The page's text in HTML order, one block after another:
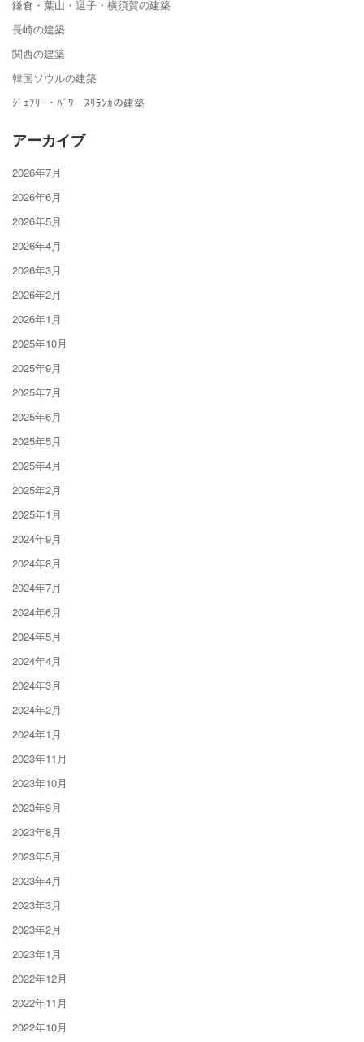
鎌倉・葉山・逗子・横須賀の建築
長崎の建築
関西の建築
韓国ソウルの建築
ｼﾞｪﾌﾘｰ・ﾊﾞﾜ ｽﾘﾗﾝｶの建築
アーカイブ
2026年7月
2026年6月
2026年5月
2026年4月
2026年3月
2026年2月
2026年1月
2025年10月
2025年9月
2025年7月
2025年6月
2025年5月
2025年4月
2025年2月
2025年1月
2024年9月
2024年8月
2024年7月
2024年6月
2024年5月
2024年4月
2024年3月
2024年2月
2024年1月
2023年11月
2023年10月
2023年9月
2023年8月
2023年5月
2023年4月
2023年3月
2023年2月
2023年1月
2022年12月
2022年11月
2022年10月